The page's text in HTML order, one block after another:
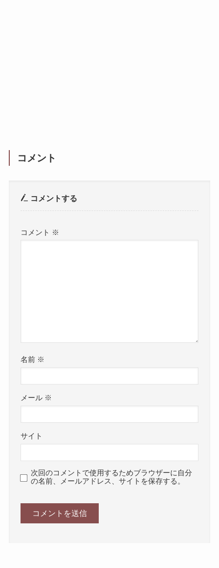
コメント
コメントする
コメント ※
名前 ※
メール ※
サイト
次回のコメントで使用するためブラウザーに自分
の名前、メールアドレス、サイトを保存する。